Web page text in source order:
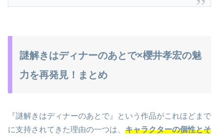
謎解きはディナーのあとで×櫻井孝宏の魅
力を再発見！まとめ
『謎解きはディナーのあとで』という作品がこれほどまで
に支持されてきた理由の一つは、 キャラクターの個性とそ